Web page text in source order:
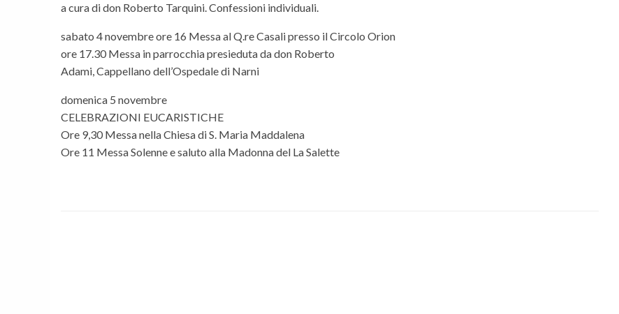
a cura di don Roberto Tarquini. Confessioni individuali.
sabato 4 novembre ore 16 Messa al Q.re Casali presso il Circolo Orion
ore 17.30 Messa in parrocchia presieduta da don Roberto
Adami, Cappellano dell’Ospedale di Narni
domenica 5 novembre
CELEBRAZIONI EUCARISTICHE
Ore 9,30 Messa nella Chiesa di S. Maria Maddalena
Ore 11 Messa Solenne e saluto alla Madonna del La Salette